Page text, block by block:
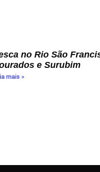
no Rio São
e Surubim
mais »